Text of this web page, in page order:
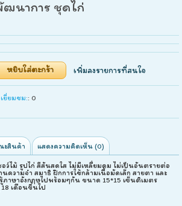
ฒนาการ ชุดไก่
เพิ่มลงรายการที่สนใจ
เยี่ยมชม:: 0
ะสินค้า แสดงความคิดเห็น (0)
อว์ไม้ รูปไก่ สีสันสดใส ไม่มีเหลื่ยมคม ไม่เป็นอันตรายต่อ
ความจำ สมาธิ ฝึกการใช้กล้ามเนื้อมัดเล็ก สายตา และ
ภาษาอังกฤษไปพร้อมๆกัน ขนาด 15*15 เซ็นติเมตร
18 เดือนขึ้นไป